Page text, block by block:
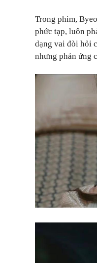
Trong phim,
phức tạp, luôn
dạng vai đòi hỏi
nhưng phản ứng